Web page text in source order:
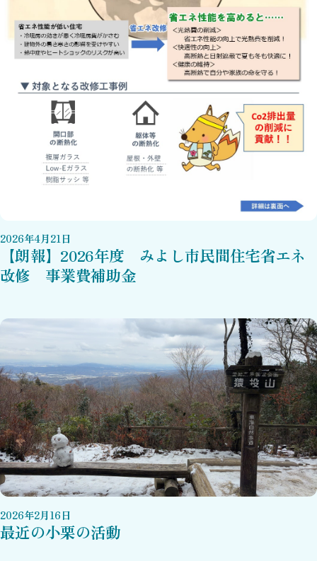
2026年4月21日
【朗報】2026年度 みよし市民間住宅省エネ
改修 事業費補助金
2026年2月16日
最近の小栗の活動